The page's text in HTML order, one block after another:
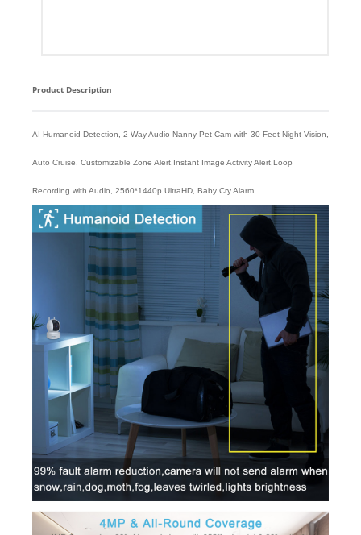
Product Description
AI Humanoid Detection, 2-Way Audio Nanny Pet Cam with 30 Feet Night Vision,
Auto Cruise, Customizable Zone Alert,Instant Image Activity Alert,Loop
Recording with Audio, 2560*1440p UltraHD, Baby Cry Alarm